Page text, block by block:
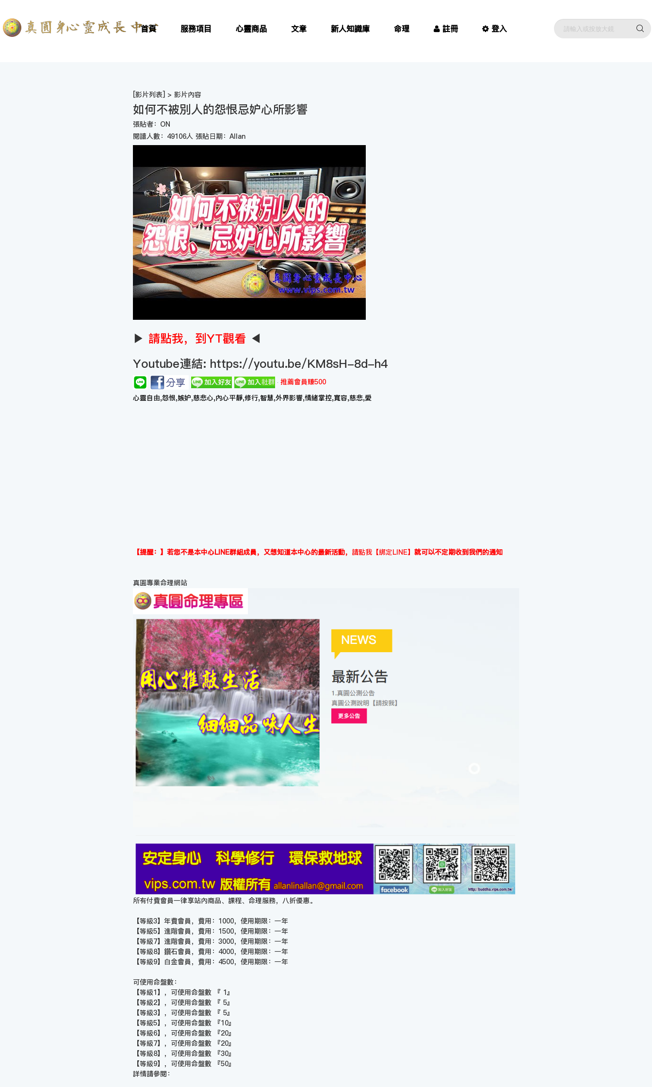
首頁 服務項目 心靈商品 文章 新人知識庫 命理 註冊 登入
[影片列表] > 影片內容
如何不被別人的怨恨忌妒心所影響
張貼者：ON
閱讀人數：49106人 張貼日期：Allan
▶ 請點我，到YT觀看 ◀
Youtube連結: https://youtu.be/KM8sH-8d-h4
推薦會員賺500
心靈自由,怨恨,嫉妒,慈悲心,內心平靜,修行,智慧,外界影響,情緒掌控,寬容,慈悲,愛
【提醒：】若您不是本中心LINE群組成員，又想知道本中心的最新活動， 請點我【綁定LINE】 就可以不定期收到我們的通知
真圓專業命理網站
所有付費會員一律享站內商品、課程、命理服務，八折優惠。
【等級3】年費會員，費用：1000，使用期限：一年
【等級5】進階會員，費用：1500，使用期限：一年
【等級7】進階會員，費用：3000，使用期限：一年
【等級8】鑽石會員，費用：4000，使用期限：一年
【等級9】白金會員，費用：4500，使用期限：一年
可使用命盤數：
【等級1】，可使用命盤數 『 1』
【等級2】，可使用命盤數 『 5』
【等級3】，可使用命盤數 『 5』
【等級5】，可使用命盤數 『10』
【等級6】，可使用命盤數 『20』
【等級7】，可使用命盤數 『20』
【等級8】，可使用命盤數 『30』
【等級9】，可使用命盤數 『50』
詳情請參閱：